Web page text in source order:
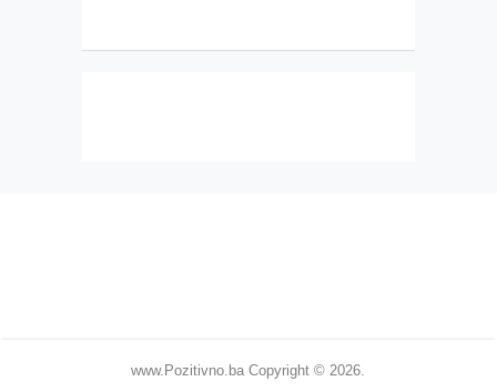
www.Pozitivno.ba Copyright © 2026.